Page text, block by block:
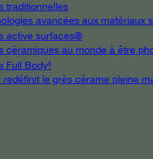
traditionnelles
avancées aux matériaux
active surfaces®
céramiques au monde à être
Full Body³
redéfinit le grès cérame pleine